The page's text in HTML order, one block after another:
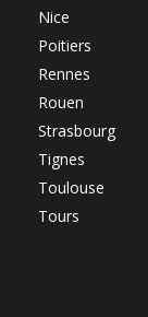
Nice
Poitiers
Rennes
Rouen
Strasbourg
Tignes
Toulouse
Tours